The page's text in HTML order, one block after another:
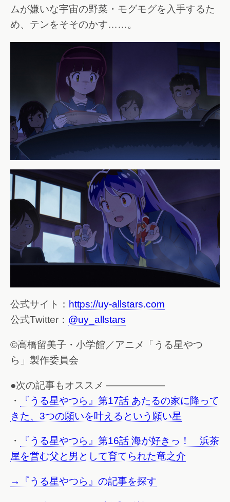
ムが嫌いな宇宙の野菜・モグモグを入手するた
め、テンをそそのかす……。
公式サイト： https://uy-allstars.com
公式Twitter： @uy_allstars
©高橋留美子・小学館／アニメ「うる星やつ
ら」製作委員会
●次の記事もオススメ ——————
・
『うる星やつら』第17話 あたるの家に降って
きた、3つの願いを叶えるという願い星
・
『うる星やつら』第16話 海が好きっ！ 浜茶
屋を営む父と男として育てられた竜之介
→『うる星やつら』の記事を探す